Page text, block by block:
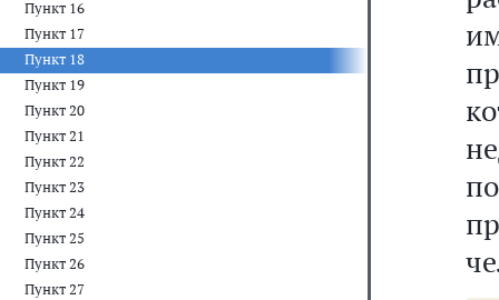
Пункт 16
Пункт 17
Пункт 18
Пункт 19
Пункт 20
Пункт 21
Пункт 22
Пункт 23
Пункт 24
Пункт 25
Пункт 26
Пункт 27